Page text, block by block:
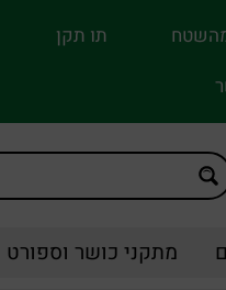
תו תקן
מתקני כושר וספורט